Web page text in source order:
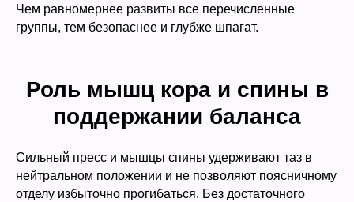
Чем равномернее развиты все перечисленные
группы, тем безопаснее и глубже шпагат.
Роль мышц кора и спины в
поддержании баланса
Сильный пресс и мышцы спины удерживают таз в
нейтральном положении и не позволяют поясничному
отделу избыточно прогибаться. Без достаточного